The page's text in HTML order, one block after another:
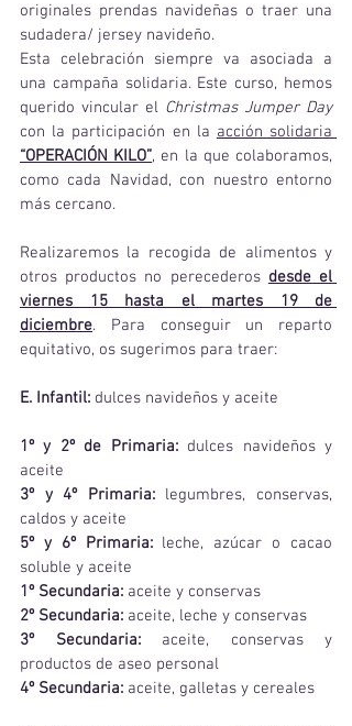
originales prendas navideñas o traer una
sudadera/ jersey navideño.
Esta celebración siempre va asociada a
una campaña solidaria. Este curso, hemos
querido vincular el Christmas Jumper Day
con la participación en la
“OPERACIÓN KILO”, en la que colaboramos,
como cada Navidad, con nuestro entorno
más cercano.
Realizaremos la recogida de alimentos y
otros productos no perecederos desde el
viernes 15 hasta el martes 19 de
diciembre. Para conseguir un reparto
equitativo, os sugerimos para traer:
E. Infantil: dulces navideños y aceite
1º y 2º de Primaria: dulces navideños y
aceite
3º y 4º Primaria: legumbres, conservas,
caldos y aceite
5º y 6º Primaria: leche, azúcar o cacao
soluble y aceite
1º Secundaria: aceite y conservas
2º Secundaria: aceite, leche y conservas
3º Secundaria: aceite, conservas y
productos de aseo personal
4º Secundaria: aceite, galletas y cereales